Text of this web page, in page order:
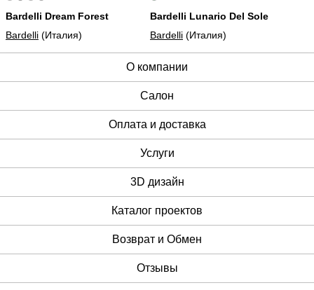
Bardelli Dream Forest
Bardelli (Италия)
Bardelli Lunario Del Sole
Bardelli (Италия)
О компании
Cалон
Оплата и доставка
Услуги
3D дизайн
Каталог проектов
Возврат и Обмен
Отзывы